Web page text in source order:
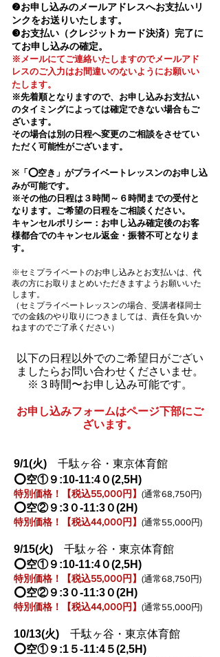
❷お申し込みのメールアドレスへお支払いリ
ンクをお送りいたします。
❸お支払い（クレジットカード決済）完了に
てお申し込みの確定。
​※メールにてご連絡いたしますのでメールアド
レスのご入力はお間違いのないようにお願いい
たします。​
※先着順となりますので、お申し込みお支払い
のタイミングによっては確定できない場合もご
ざいます。
その場合は別の日程へ変更のご相談をさせてい
ただく可能性がございます。
※「⭕️空き」がプライベートレッスンのお申し込
みが可能です。
※その他の日程は３時間～６時間までの受付と
なります。ご希望の日程をご相談ください。
キャンセルポリシー： お申し込み確定後のお客
様都合でのキャンセル返金・振替不可となりま
す。​​
※セミプライベートのお申し込みとお支払いは、代
表の方にお取りまとめいただきますようお願いいた
します。
（セミプライベートレッスンの場合、受講者様同士
での金銭のやり取りにつきましては、責任を負いか
ねますのでご了承ください）
以下の日程以外での​ご希望日がござい
ましたらお問い合わせくださいませ。​​​​​
​※３時間〜お申し込み可能です。
お申し込みフォームはページ下部にご
ざいます。
9/1(火) 千駄ヶ谷・東京体育館
⭕️空①９:10-11:4０(2,5H)
特別価格！【税込55,000円】 (通常68,750円)
⭕️空②９:3０-11:3０(2H)
特別価格！【税込44,000円】 (通常55,000円)
9/15(火) 千駄ヶ谷・東京体育館
⭕️空①９:10-11:4０(2,5H)
特別価格！【税込55,000円】 (通常68,750円)
⭕️空②９:3０-11:3０(2H)
特別価格！【税込44,000円】 (通常55,000円)
10/13(火) 千駄ヶ谷・東京体育館
⭕️空①９:1５-11:4５(2,5H)